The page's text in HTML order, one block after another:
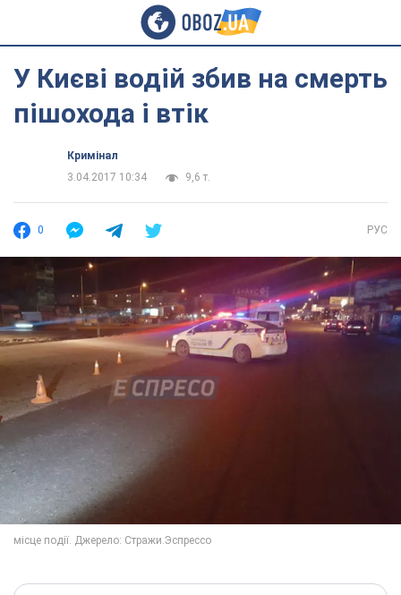
У Києві водій збив на смерть
пішохода і втік
Кримінал
3.04.2017 10:34
9,6 т.
0 РУС